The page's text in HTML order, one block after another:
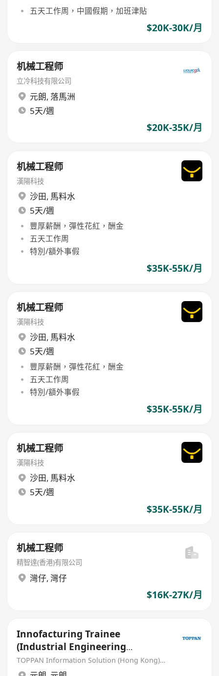
五天工作周，中國假期，加班津貼
$20K-30K/月
机械工程师
立冷科技有限公司
元朗, 落馬洲
5天/週
$20K-35K/月
机械工程师
漢陽科技
沙田, 馬料水
5天/週
豐厚薪酬，彈性花紅，酬金
五天工作周
特別/額外事假
$35K-55K/月
机械工程师
漢陽科技
沙田, 馬料水
5天/週
豐厚薪酬，彈性花紅，酬金
五天工作周
特別/額外事假
$35K-55K/月
机械工程师
漢陽科技
沙田, 馬料水
5天/週
$35K-55K/月
机械工程师
精智達(香港)有限公司
灣仔, 灣仔
$16K-27K/月
Innofacturing Trainee
(Industrial Engineering
Graduates Welcome)
TOPPAN Information Solution (Hong Kong) Limited